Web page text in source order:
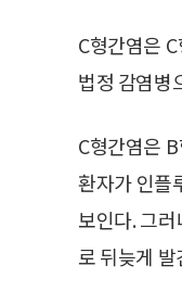
C형간염은
법정 감염병
C형간염은
환자가 인플
보인다. 그
로 뒤늦게